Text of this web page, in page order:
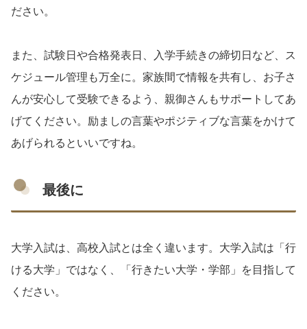
ださい。
また、試験日や合格発表日、入学手続きの締切日など、ス
ケジュール管理も万全に。家族間で情報を共有し、お子さ
んが安心して受験できるよう、親御さんもサポートしてあ
げてください。励ましの言葉やポジティブな言葉をかけて
あげられるといいですね。
最後に
大学入試は、高校入試とは全く違います。大学入試は「行
ける大学」ではなく、「行きたい大学・学部」を目指して
ください。